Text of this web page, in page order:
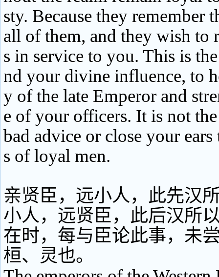
sty. Because they remember
all of them, and they wish to
s in service to you. This is
nd your divine influence, to
y of the late Emperor and
e of your officers. It is not
bad advice or close your
s of loyal men.
亲贤臣，远小人，此先汉
小人，远贤臣，此后汉所
在时，每与臣论此事，未
桓、灵也。